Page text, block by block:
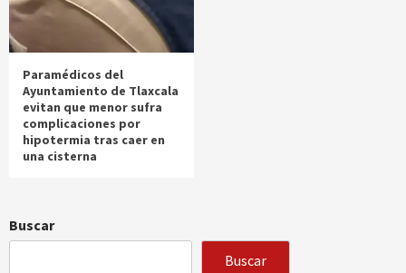
Paramédicos del
Ayuntamiento de Tlaxcala
evitan que menor sufra
complicaciones por
hipotermia tras caer en
una cisterna
Buscar
Buscar